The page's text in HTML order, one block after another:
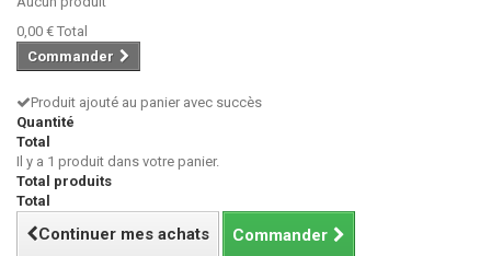
0,00 € Total
Commander
Produit ajouté au panier avec succès
Quantité
Total
Il y a 1 produit dans votre panier.
Total produits
Total
Continuer mes achats Commander